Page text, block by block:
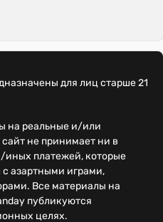
для лиц старше 21
на реальные и/или
не принимает ни в
иных платежей, которые
азартными играми,
Все материалы на
публикуются
целях.